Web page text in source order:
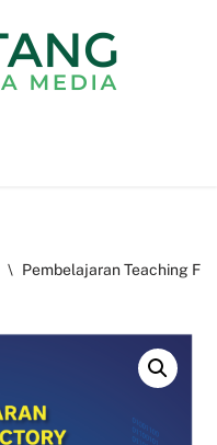
\ Pembelajaran Teaching